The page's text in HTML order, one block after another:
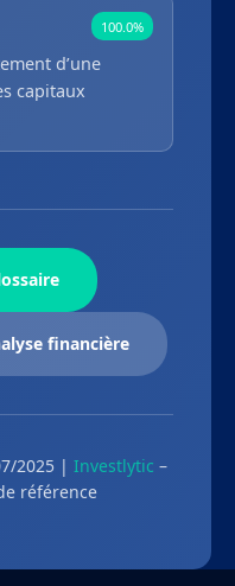
100.0%
d’une
capitaux
financière
2025 | Investlytic –
référence